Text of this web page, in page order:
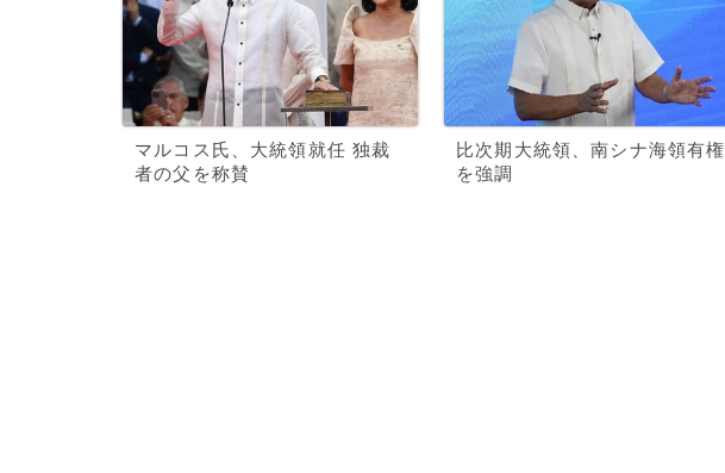
マルコス氏、大統領就任 独裁
者の父を称賛
比次期大統領、南シナ海領有権
を強調